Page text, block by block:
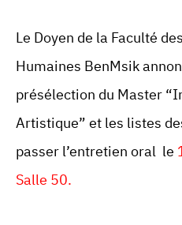
Le Doyen de la Faculté
Humaines BenMsik
présélection du Master
Artistique” et les listes
passer l’entretien oral le
Salle 50.